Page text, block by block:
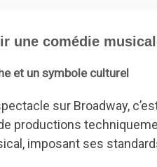
une comédie
et un symbole culturel
sur Broadway,
productions
imposant ses